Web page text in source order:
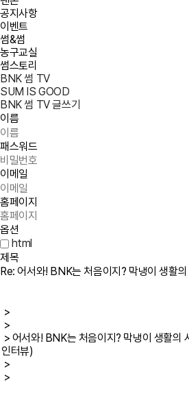
공지사항
이벤트
썸&썸
농구교실
썸스토리
BNK 썸 TV
SUM IS GOOD
BNK 썸 TV 글쓰기
이름
패스워드
이메일
홈페이지
옵션
html
제목